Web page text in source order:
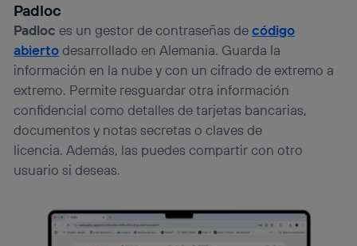
Padloc
Padloc es un gestor de contraseñas decódigo
abiertodesarrollado en Alemania. Guarda la
información en la nube y con un cifrado de extremo a
extremo. Permite resguardar otra información
confidencial como detalles de tarjetas bancarias,
documentos y notas secretas o claves de
licencia. Además, las puedes compartir con otro
usuario si deseas.
Si utilizas
personalizado, ya que se basará únicamente en la
navegación del usuario del móvil.
Puedes gestionar los consentimientos Utiq seleccionando
“Administrar Utiq” en la parte inferior de esta página web o
visitando el portal de privacidad de Utiq
(“consenthub”). Para más información, consulta
política de privacidad de Utiq